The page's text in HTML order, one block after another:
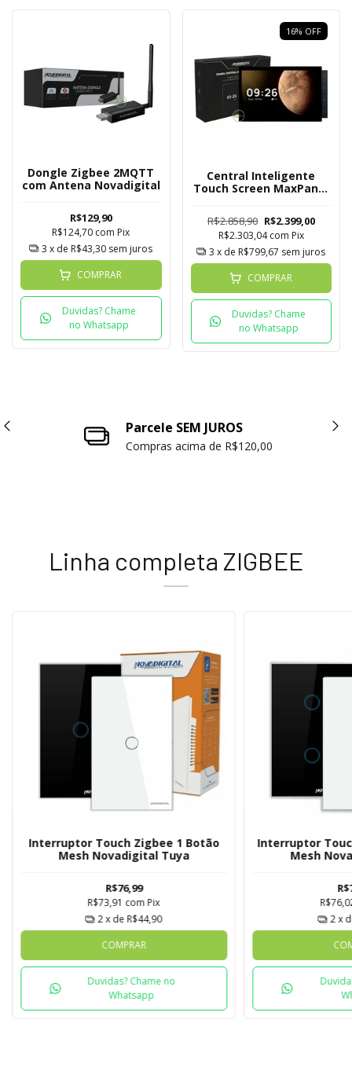
Dongle Zigbee 2MQTT
com Antena Novadigital
R$129,90
R$124,70 com Pix
3 x de R$43,30 sem juros
COMPRAR
Duvidas? Chame
no Whatsapp
16% OFF
Central Inteligente
Touch Screen MaxPanel
Polegadas
R$2.858,90 R$2.399,00
R$2.303,04com Pix
3 x de R$799,67 sem juros
COMPRAR
Duvidas? Chame
no Whatsapp
Parcele SEM JUROS
Compras acima de R$120,00
Linha completa ZIGBEE
Interruptor Touch Zigbee 1 Botão
Mesh Novadigital Tuya
R$76,99
R$73,91 com Pix
2 x de R$44,90
COMPRAR
Duvidas? Chame no
Whatsapp
Interruptor
Mesh
2x